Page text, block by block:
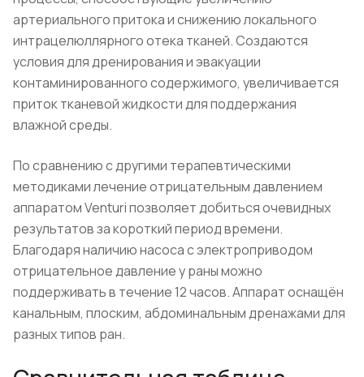
артериального притока и снижению локального
интрацелюллярного отека тканей. Создаются
условия для дренирования и эвакуации
контаминированного содержимого, увеличивается
приток тканевой жидкости для поддержания
влажной среды.
По сравнению с другими терапевтическими
методиками лечение отрицательным давлением
аппаратом Venturi позволяет добиться очевидных
результатов за короткий период времени.
Благодаря наличию насоса с электроприводом
отрицательное давление у раны можно
поддерживать в течение 12 часов. Аппарат оснащён
канальным, плоским, абдоминальным дренажами для
разных типов ран.